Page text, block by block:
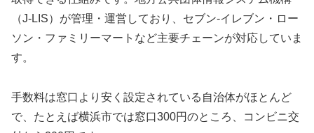
（J-LIS）が管理・運営しており、セブン-イレブン・ロー
ソン・ファミリーマートなど主要チェーンが対応していま
す。
手数料は窓口より安く設定されている自治体がほとんど
で、たとえば横浜市では窓口300円のところ、コンビニ交